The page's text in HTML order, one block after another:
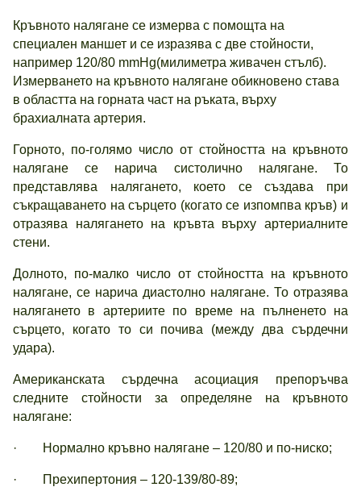
Кръвното налягане се измерва с помощта на
специален маншет и се изразява с две стойности,
например 120/80 mmНg(милиметра живачен стълб).
Измерването на кръвното налягане обикновено става
в областта на горната част на ръката, върху
брахиалната артерия.
Горното, по-голямо число от стойността на кръвното
налягане се нарича систолично налягане. То
представлява налягането, което се създава при
съкращаването на сърцето (когато се изпомпва кръв) и
отразява налягането на кръвта върху артериалните
стени.
Долното, по-малко число от стойността на кръвното
налягане, се нарича диастолно налягане. То отразява
налягането в артериите по време на пълненето на
сърцето, когато то си почива (между два сърдечни
удара).
Американската сърдечна асоциация препоръчва
следните стойности за определяне на кръвното
налягане:
· Нормално кръвно налягане – 120/80 и по-ниско;
· Прехипертония – 120-139/80-89;